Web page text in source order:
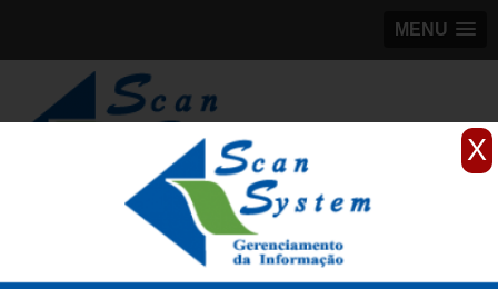
X
MENU
98184-5245